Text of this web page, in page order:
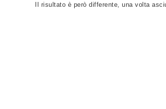
Il risultato è però differente, una volta